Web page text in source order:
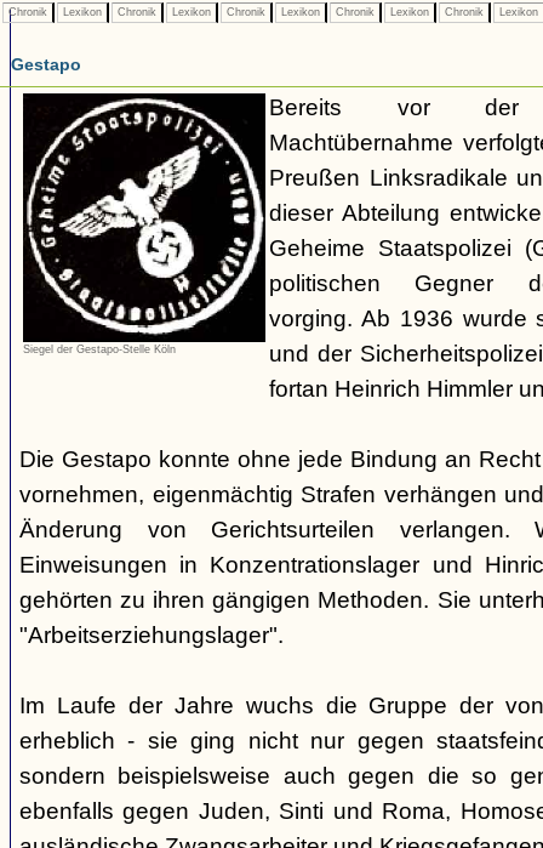
Chronik Lexikon Chronik Lexikon Chronik Lexikon Chronik Lexikon Chronik Lexikon
Gestapo
Siegel der Gestapo-Stelle Köln
Bereits vor der
Machtübernahme
Preußen Linksradikale
dieser Abteilung
Geheime Staatspolizei
politischen Gegner
vorging. Ab 1936 wurde
und der
fortan Heinrich Himmler
Die Gestapo konnte ohne jede Bindung an
vornehmen, eigenmächtig Strafen verhängen
Änderung von Gerichtsurteilen verlangen.
Einweisungen in Konzentrationslager und
gehörten zu ihren gängigen Methoden. Sie
"Arbeitserziehungslager".
Im Laufe der Jahre wuchs die Gruppe der
erheblich - sie ging nicht nur gegen
sondern beispielsweise auch gegen die so
ebenfalls gegen Juden, Sinti und Roma,